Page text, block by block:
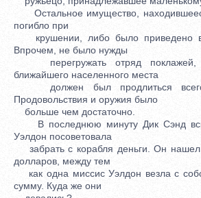
Остальное имущество,
погибло при
крушении, либо было приведено
Впрочем, не было нужды
перегружать отряд поклажей,
ближайшего населенного места
должен был продлиться всего
Продовольствия и оружия было
больше чем достаточно.
В последнюю минуту Дик Сэнд
Уэлдон посоветовала
забрать с корабля деньги. Он нашел
долларов, между тем
как одна миссис Уэлдон везла с
сумму. Куда же они